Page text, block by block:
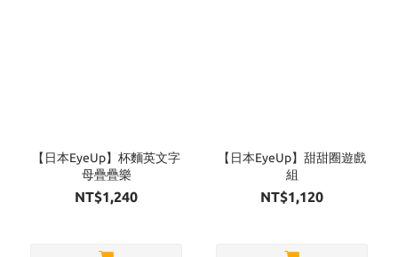
【日本EyeUp】杯麵英文字
母疊疊樂
NT$1,240
【日本EyeUp】甜甜圈遊戲
組
NT$1,120